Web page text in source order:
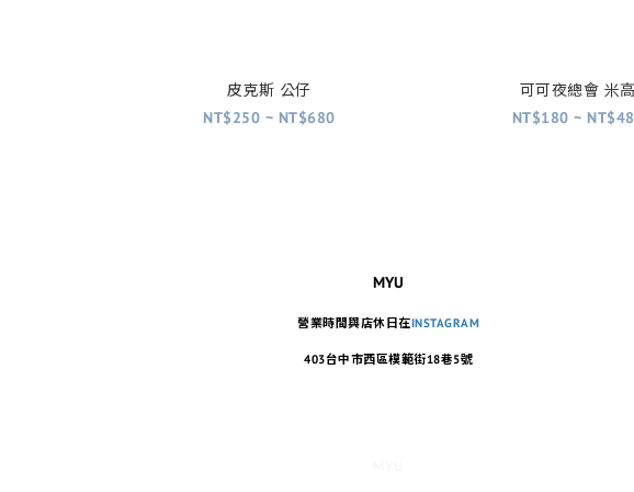
皮克斯 公仔
NT$250 ~ NT$680
可可夜總會 米
NT$180 ~
MYU
營業時間與店休日在INSTAGRAM
403台中市西區模範街18巷5號